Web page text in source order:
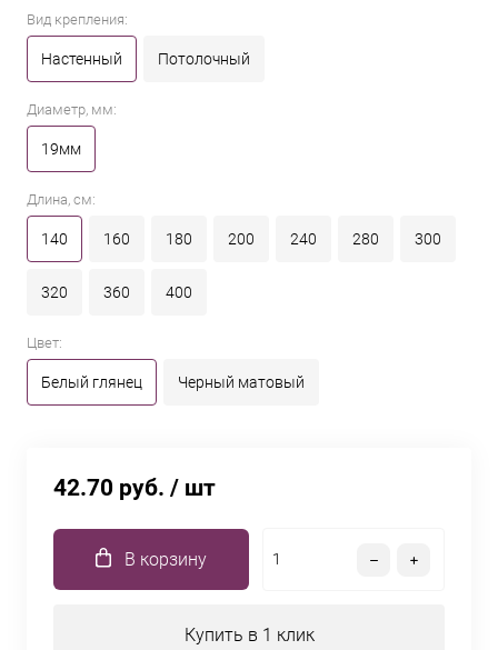
Вид крепления:
Настенный Потолочный
Диаметр, мм:
19мм
Длина, см:
140 160 180 200 240 280 300
320 360 400
Цвет:
Белый глянец Черный матовый
42.70 руб. / шт
В корзину
Купить в 1 клик